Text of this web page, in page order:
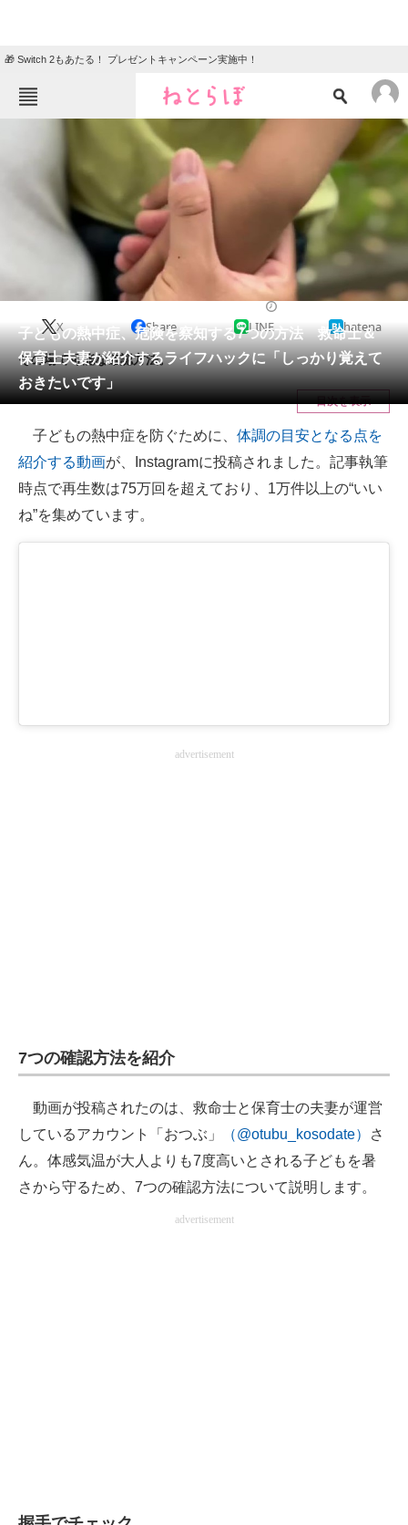
🎁 Switch 2もあたる！ プレゼントキャンペーン実施中！
ニュース
クイズ
地域
教育・育児
リサーチ
会員記事
メディア
注目記事を集めた総合ページ
ITの今と未来を見通す
スマホと通信の最新トレンド
進化するPCとデバイスの未来
マーケ×ITの今がよく分かる
エネルギーの専門メディア
建設×テクノロジーの最前線
ちょっと気になるネットの話題
子どもの熱中症、危険を察知する7つの方法 救命士＆
保育士夫妻が紹介するライフハックに「しっかり覚えて
おきたいです」
X Share LINE hatena
その場で可能な確認方法。
目次を表示
子どもの熱中症を防ぐために、 体調の目安となる点を
紹介する動画が、Instagramに投稿されました。記事執筆
時点で再生数は75万回を超えており、1万件以上の“いい
ね”を集めています。
advertisement
7つの確認方法を紹介
動画が投稿されたのは、救命士と保育士の夫妻が運営
しているアカウント「おつぶ」
（@otubu_kosodate）
さ
ん。体感気温が大人よりも7度高いとされる子どもを暑
さから守るため、7つの確認方法について説明します。
advertisement